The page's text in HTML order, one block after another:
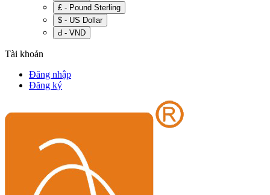
£ - Pound Sterling
$ - US Dollar
đ - VND
Tài khoản
Đăng nhập
Đăng ký